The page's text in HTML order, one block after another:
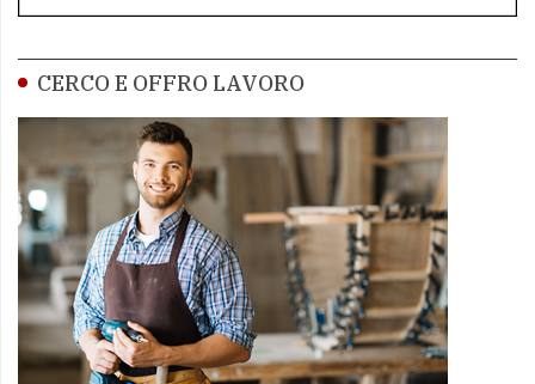
CERCO E OFFRO LAVORO